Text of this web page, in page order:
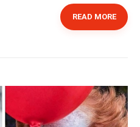
READ MORE